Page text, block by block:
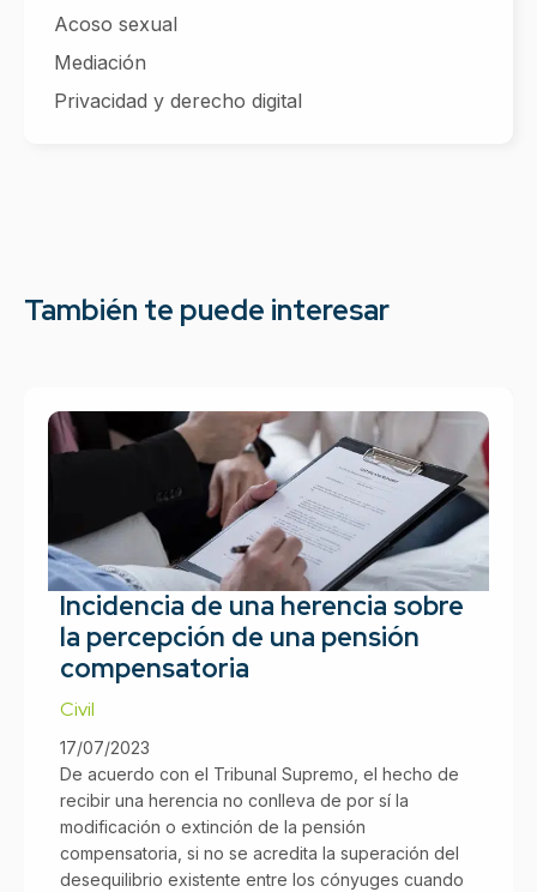
Acoso sexual
Mediación
Privacidad y derecho digital
También te puede interesar
Incidencia de una herencia sobre
la percepción de una pensión
compensatoria
Civil
17/07/2023
De acuerdo con el Tribunal Supremo, el hecho de
recibir una herencia no conlleva de por sí la
modificación o extinción de la pensión
compensatoria, si no se acredita la superación del
desequilibrio existente entre los cónyuges cuando